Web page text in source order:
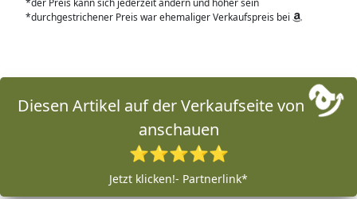
*der Preis kann sich jederzeit ändern und höher sein
*durchgestrichener Preis war ehemaliger Verkaufspreis bei
Diesen Artikel auf der Verkaufseite von
anschauen
⭐⭐⭐⭐⭐
Jetzt klicken!- Partnerlink*